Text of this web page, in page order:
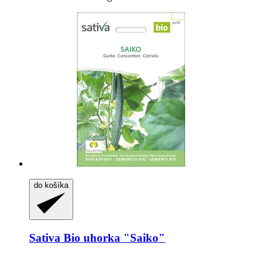
do košíka
Sativa Bio uhorka "Saiko"